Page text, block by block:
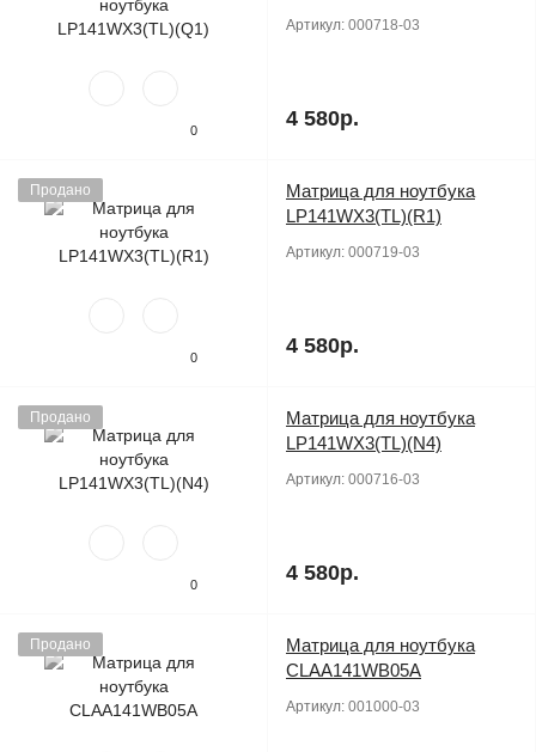
0
Артикул: 000718-03
4 580р.
Продано
0
Матрица для ноутбука
LP141WX3(TL)(R1)
Артикул: 000719-03
4 580р.
Продано
0
Матрица для ноутбука
LP141WX3(TL)(N4)
Артикул: 000716-03
4 580р.
Продано
Матрица для ноутбука
CLAA141WB05A
Артикул: 001000-03